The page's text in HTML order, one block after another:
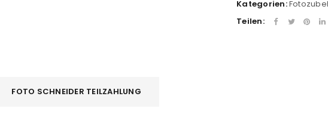
Kategorien:
Teilen:
FOTO SCHNEIDER TEILZAHLUNG